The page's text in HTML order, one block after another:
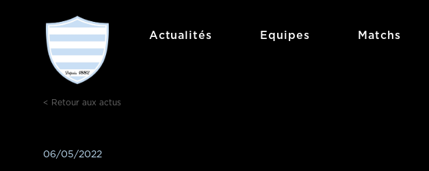
Actualités Equipes Matchs
< Retour aux actus
06/05/2022